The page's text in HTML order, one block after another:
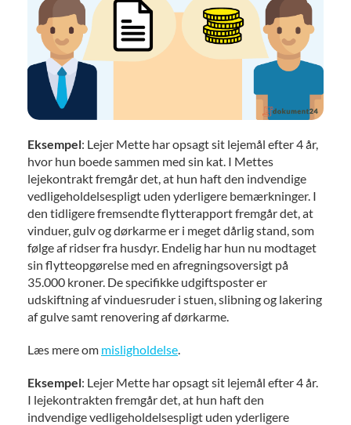
Eksempel: Lejer Mette har opsagt sit lejemål efter 4 år,
hvor hun boede sammen med sin kat. I Mettes
lejekontrakt fremgår det, at hun haft den indvendige
vedligeholdelsespligt uden yderligere bemærkninger. I
den tidligere fremsendte flytterapport fremgår det, at
vinduer, gulv og dørkarme er i meget dårlig stand, som
følge af ridser fra husdyr. Endelig har hun nu modtaget
sin flytteopgørelse med en afregningsoversigt på
35.000 kroner. De specifikke udgiftsposter er
udskiftning af vinduesruder i stuen, slibning og lakering
af gulve samt renovering af dørkarme.
Læs mere om misligholdelse.
Eksempel: Lejer Mette har opsagt sit lejemål efter 4 år.
I lejekontrakten fremgår det, at hun haft den
indvendige vedligeholdelsespligt uden yderligere